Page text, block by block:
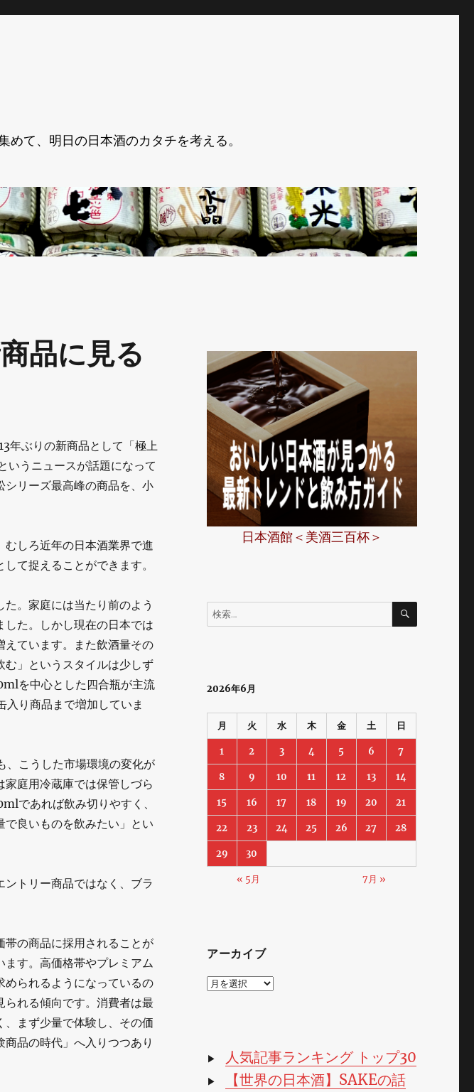
て、明日の日本酒のカタチを考える。
品に見る
年ぶりの新商品として「極上
いうニュースが話題になって
シリーズ最高峰の商品を、小
しろ近年の日本酒業界で進
て捉えることができます。
。家庭には当たり前のよう
た。しかし現在の日本では
ています。また飲酒量その
む」というスタイルは少しず
を中心とした四合瓶が主流
り商品まで増加していま
こうした市場環境の変化が
庭用冷蔵庫では保管しづら
であれば飲み切りやすく、
良いものを飲みたい」とい
トリー商品ではなく、ブラ
帯の商品に採用されることが
す。高価格帯やプレミアム
られるようになっているの
られる傾向です。消費者は最
まず少量で体験し、その価
品の時代」へ入りつつあり
日本酒館＜美酒三百杯＞
検
索:
検
2026年6月
月 火 水 木 金 土 日
1 2 3 4 5 6 7
8 9 10 11 12 13 14
15 16 17 18 19 20 21
22 23 24 25 26 27 28
29 30
« 5月 7月 »
アーカイブ
ア
▶
人気記事ランキング トップ30
▶
【世界の日本酒】SAKEの話